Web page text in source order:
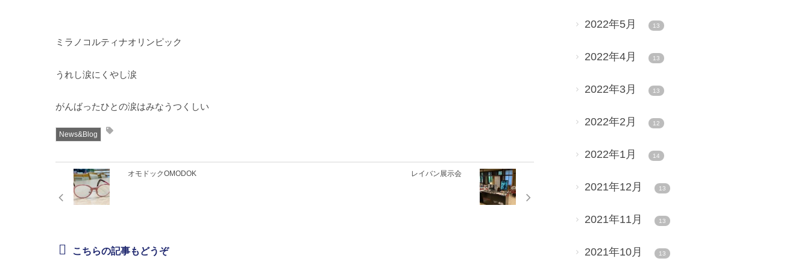
ミラノコルティナオリンピック
うれし涙にくやし涙
がんばったひとの涙はみなうつくしい
News&Blog
オモドックOMODOK レイバン展示会
こちらの記事もどうぞ
2022年5月 13
2022年4月 13
2022年3月 13
2022年2月 12
2022年1月 14
2021年12月 13
2021年11月 13
2021年10月 13